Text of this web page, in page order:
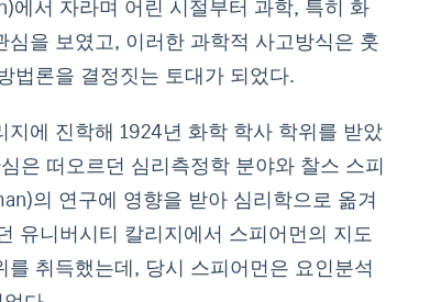
심을 보였고, 이러한 과학적 사고방식은 훗
법론을 결정짓는 토대가 되었다.
지에 진학해 1924년 화학 학사 학위를 받았
은 떠오르던 심리측정학 분야와 찰스 스피
의 연구에 영향을 받아 심리학으로 옮겨
유니버시티 칼리지에서 스피어먼의 지도
취득했는데, 당시 스피어먼은 요인분석